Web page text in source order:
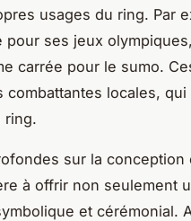
usages du ring. Par
ses jeux
carrée pour le sumo.
locales,
ring.
sur la conception
à offrir non seulement
et cérémonial.